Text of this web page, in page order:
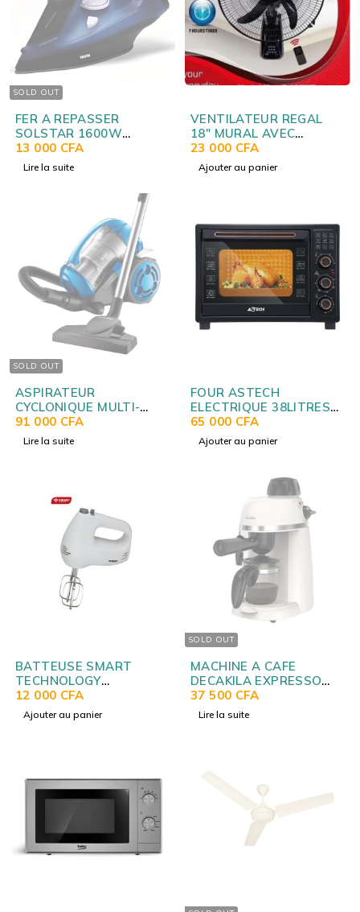
SOLD OUT
FER A REPASSER
SOLSTAR 1600W
VIOLET IS1078APPVSS
13 000 CFA
Lire la suite
VENTILATEUR REGAL
18" MURAL AVEC
COMMANDE R185WF
23 000 CFA
Ajouter au panier
SOLD OUT
ASPIRATEUR
CYCLONIQUE MULTI-
PHASES BLACK DECKER
VM2825
91 000 CFA
Lire la suite
FOUR ASTECH
ELECTRIQUE 38LITRES
NOIR FO38IGDL
65 000 CFA
Ajouter au panier
BATTEUSE SMART
TECHNOLOGY
ELECTRIQUE 200W
STPE804D
12 000 CFA
Ajouter au panier
SOLD OUT
MACHINE A CAFE
DECAKILA EXPRESSO
KECF007W
37 500 CFA
Lire la suite